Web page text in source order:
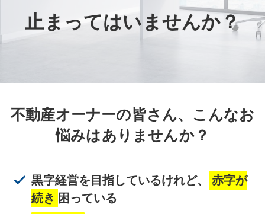
止まってはいませんか？
不動産オーナーの皆さん、こんなお
悩みはありませんか？
黒字経営を目指しているけれど、
赤字が
続き 困っている